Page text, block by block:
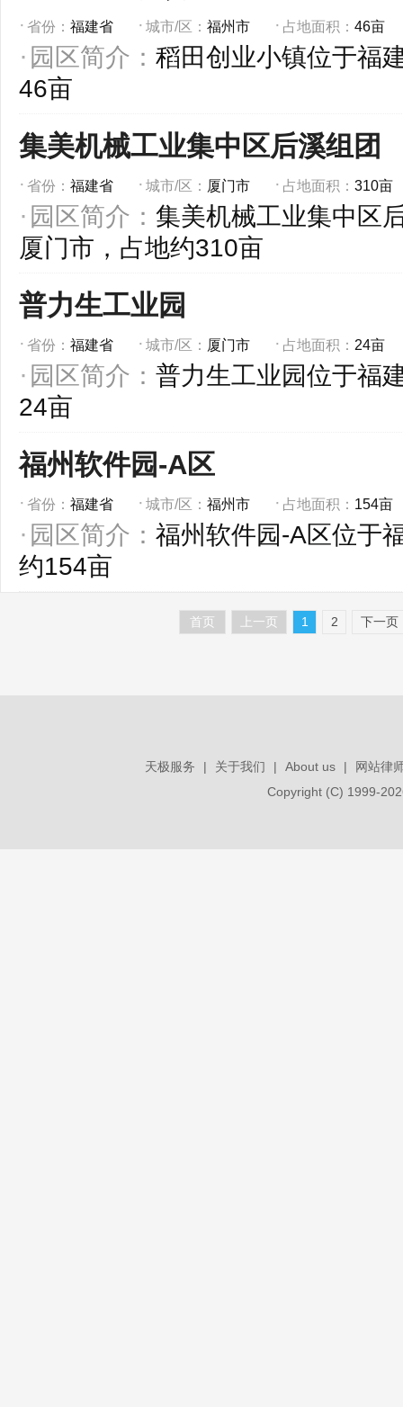
省份： 福建省 城市/区： 福州市 占地面积： 46亩
园区简介： 稻田创业小镇位于福
46亩
集美机械工业集中区后溪组团
省份： 福建省 城市/区： 厦门市 占地面积： 310亩
园区简介： 集美机械工业集中区
厦门市，占地约310亩
普力生工业园
省份： 福建省 城市/区： 厦门市 占地面积： 24亩
园区简介： 普力生工业园位于福
24亩
福州软件园-A区
省份： 福建省 城市/区： 福州市 占地面积： 154亩
园区简介： 福州软件园-A区位于
约154亩
首页 上一页 1 2 下一页
天极服务 | 关于我们 | About us |
网站律
Copyright (C) 1999-